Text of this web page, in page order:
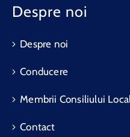
Despre noi
Despre noi
Conducere
Membrii Consiliului
Contact